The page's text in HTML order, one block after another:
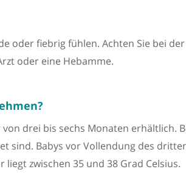
oder fiebrig fühlen. Achten Sie bei
oder eine Hebamme.
drei bis sechs Monaten erhältlich.
sind. Babys vor Vollendung des
zwischen 35 und 38 Grad Celsius.